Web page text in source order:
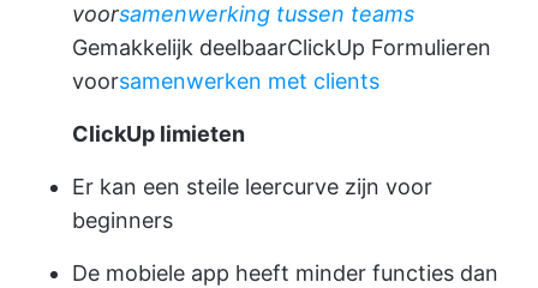
voorsamenwerking tussen teams
Gemakkelijk deelbaarClickUp Formulieren
voorsamenwerken met clients
ClickUp limieten
Er kan een steile leercurve zijn voor
beginners
De mobiele app heeft minder functies dan